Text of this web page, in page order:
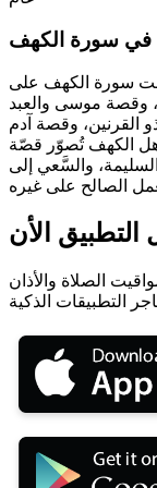
سورة الكهف
سورة الكهف على
موسى والعبد
القرنين، وقصة آدم
الكهف تُصوّر قصّة
والسَّعي إلى
التطبيق الأن
الصلاة والأذان